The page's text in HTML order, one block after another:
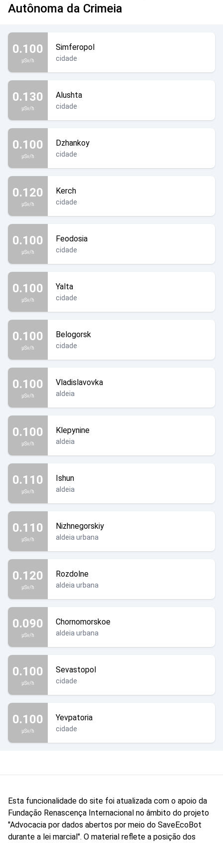
Autônoma da Crimeia
0.100
µSv/h
Simferopol
cidade
0.130
µSv/h
Alushta
cidade
0.100
µSv/h
Dzhankoy
cidade
0.120
µSv/h
Kerch
cidade
0.100
µSv/h
Feodosia
cidade
0.100
µSv/h
Yalta
cidade
0.100
µSv/h
Belogorsk
cidade
0.100
µSv/h
Vladislavovka
aldeia
0.100
µSv/h
Klepynine
aldeia
0.110
µSv/h
Ishun
aldeia
0.110
µSv/h
Nizhnegorskiy
aldeia urbana
0.120
µSv/h
Rozdolne
aldeia urbana
0.090
µSv/h
Chornomorskoe
aldeia urbana
0.100
µSv/h
Sevastopol
cidade
0.100
µSv/h
Yevpatoria
cidade
Esta funcionalidade do site foi atualizada com o apoio da
Fundação Renascença Internacional no âmbito do projeto
"Advocacia por dados abertos por meio do SaveEcoBot
durante a lei marcial". O material reflete a posição dos